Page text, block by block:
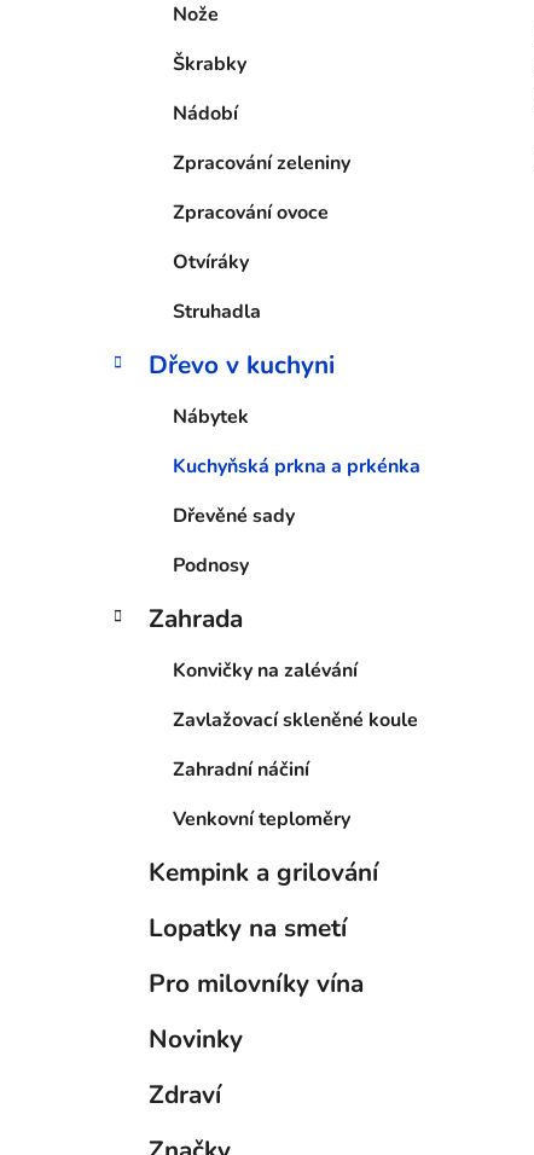
Nože
Škrabky
Nádobí
Zpracování zeleniny
Zpracování ovoce
Otvíráky
Struhadla
Dřevo v kuchyni
Nábytek
Kuchyňská prkna a prkénka
Dřevěné sady
Podnosy
Zahrada
Konvičky na zalévání
Zavlažovací skleněné koule
Zahradní náčiní
Venkovní teploměry
Kempink a grilování
Lopatky na smetí
Pro milovníky vína
Novinky
Zdraví